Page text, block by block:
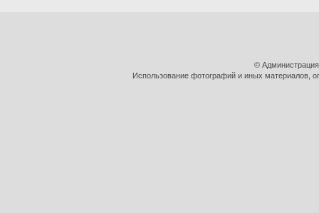
©
Использование фотографий и иных материалов,